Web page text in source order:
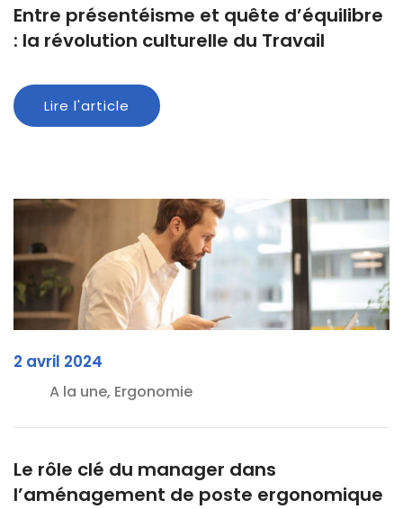
Entre présentéisme et quête d’équilibre
: la révolution culturelle du Travail
Lire l'article
2 avril 2024
A la une, Ergonomie
Le rôle clé du manager dans
l’aménagement de poste ergonomique